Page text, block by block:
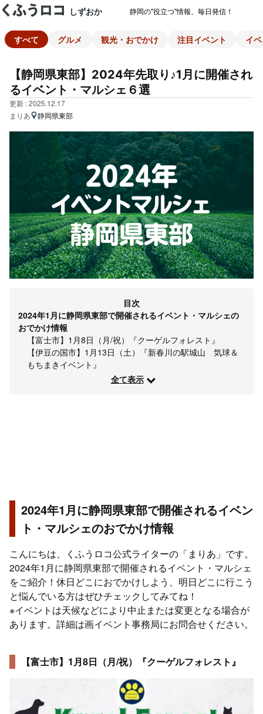
しずおか 静岡の"役立つ"情報、毎日発信！
すべて グルメ 観光・おでかけ 注目イベント イ
【静岡県東部】2024年先取り♪1月に開催され
るイベント・マルシェ６選
更新 : 2025.12.17
まりあ
静岡県東部
目次
2024年1月に静岡県東部で開催されるイベント・マルシェの
おでかけ情報
【富士市】1月8日（月/祝）『クーゲルフォレスト』
【伊豆の国市】1月13日（土）『新春川の駅城山 気球＆
もちまきイベント』
全て表示
2024年1月に静岡県東部で開催されるイベン
ト・マルシェのおでかけ情報
こんにちは、くふうロコ公式ライターの「まりあ」です。
2024年1月に静岡県東部で開催されるイベント・マルシェ
をご紹介！休日どこにおでかけしよう、明日どこに行こう
と悩んでいる方はぜひチェックしてみてね！
※イベントは天候などにより中止または変更となる場合が
あります。詳細は画イベント事務局にお問合せください。
【富士市】1月8日（月/祝）『クーゲルフォレスト』